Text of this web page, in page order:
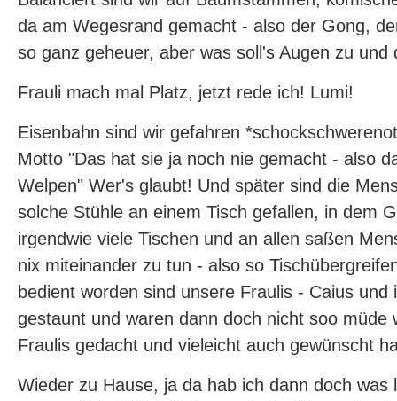
da am Wegesrand gemacht - also der Gong,
so ganz geheuer, aber was soll's Augen zu und
Frauli mach mal Platz, jetzt rede ich! Lumi!
Eisenbahn sind wir gefahren
Motto "Das hat sie ja noch nie gemacht - also
Welpen" Wer's glaubt! Und später sind die
solche Stühle an einem Tisch gefallen, in dem
irgendwie viele Tischen und an allen saßen
nix miteinander zu tun - also so
bedient worden sind unsere Fraulis - Caius und
gestaunt und waren dann doch nicht soo müde
Fraulis gedacht und vieleicht auch gewünscht
Wieder zu Hause, ja da hab ich dann doch was